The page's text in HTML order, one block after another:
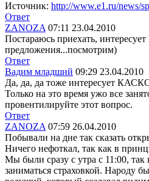
Источник: http://www.e1.ru/news/
Ответ
ZANOZA 07:11 23.04.2010
Постараюсь приехать,
предложения...посмотрим)
Ответ
Вадим младший 09:29 23.04.2010
Да, да, да тоже интересует
Только на это время ужо все
провентилируйте этот вопрос.
Ответ
ZANOZA 07:59 26.04.2010
Побывали на дне так сказать
Ничего нефоткал, так как в
Мы были сразу с утра с 11:00, так
заниматься страховкой. Народу